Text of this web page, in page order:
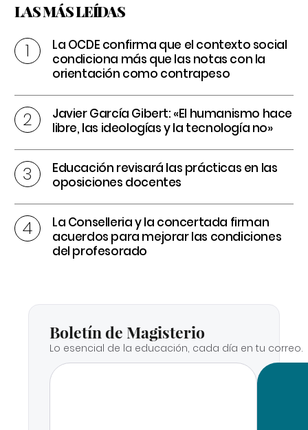
LAS MÁS LEÍDAS
La OCDE confirma que el contexto social
condiciona más que las notas con la
orientación como contrapeso
Javier García Gibert: «El humanismo hace
libre, las ideologías y la tecnología no»
Educación revisará las prácticas en las
oposiciones docentes
La Conselleria y la concertada firman
acuerdos para mejorar las condiciones
del profesorado
Boletín de Magisterio
Lo esencial de la educación, cada día en tu correo.